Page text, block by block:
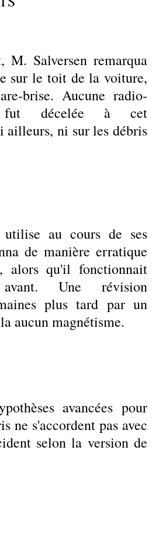
M. Salversen remarqua
sur le toit de la voiture,
brise. Aucune radio-
décelée à cet
ailleurs, ni sur les débris
au cours de ses
de manière erratique
alors qu'il fonctionnait
avant. Une révision
plus tard par un
aucun magnétisme.
avancées pour
ne s'accordent pas avec
selon la version de